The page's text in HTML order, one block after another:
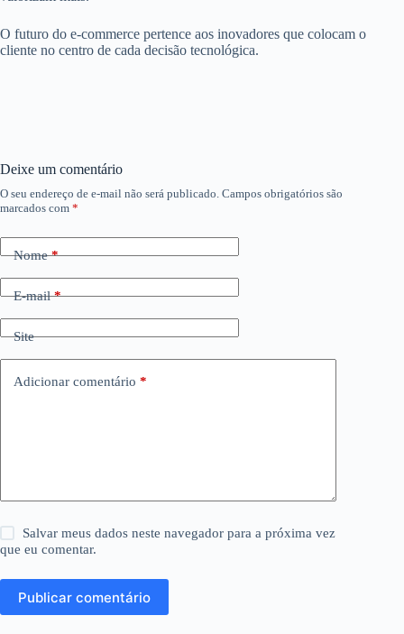
O futuro do e-commerce pertence aos inovadores que colocam o
cliente no centro de cada decisão tecnológica.
Deixe um comentário
O seu endereço de e-mail não será publicado. Campos obrigatórios são
marcados com *
Nome*
E-mail*
Site
Adicionar comentário *
Salvar meus dados neste navegador para a próxima vez
que eu comentar.
Publicar comentário